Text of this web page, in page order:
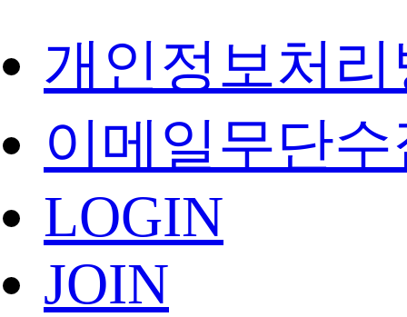
개인정보처
이메일무단
LOGIN
JOIN